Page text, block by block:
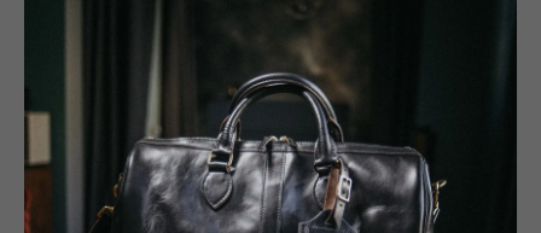
С годами такая кожа будет покрываться благородной
патиной, а изделие из нее приобретет неповторимый
По вашему желанию я могу добавить тиснение, такая услуга
стоит 750 рублей.
• Обхват регулируется в диапазоне 175-205мм